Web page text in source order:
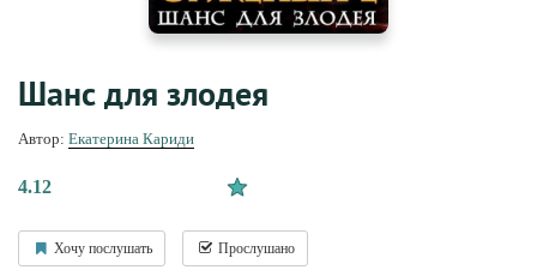
Шанс для злодея
Автор: Екатерина Кариди
4.12
Хочу послушать Прослушано